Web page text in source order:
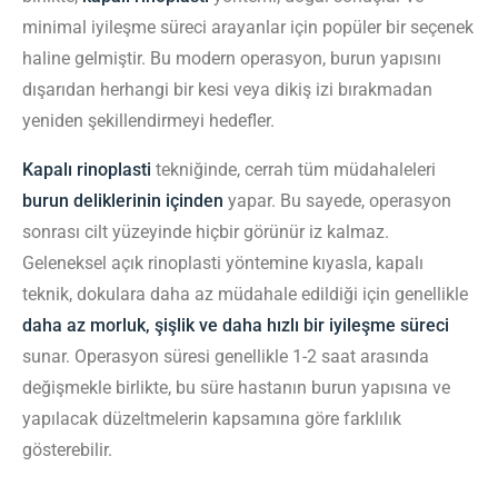
minimal iyileşme süreci arayanlar için popüler bir seçenek
haline gelmiştir. Bu modern operasyon, burun yapısını
dışarıdan herhangi bir kesi veya dikiş izi bırakmadan
yeniden şekillendirmeyi hedefler.
Kapalı rinoplasti tekniğinde, cerrah tüm müdahaleleri
burun deliklerinin içinden yapar. Bu sayede, operasyon
sonrası cilt yüzeyinde hiçbir görünür iz kalmaz.
Geleneksel açık rinoplasti yöntemine kıyasla, kapalı
teknik, dokulara daha az müdahale edildiği için genellikle
daha az morluk, şişlik ve daha hızlı bir iyileşme süreci
sunar. Operasyon süresi genellikle 1-2 saat arasında
değişmekle birlikte, bu süre hastanın burun yapısına ve
yapılacak düzeltmelerin kapsamına göre farklılık
gösterebilir.